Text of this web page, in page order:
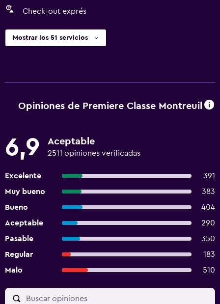
Check-out exprés
Mostrar los 51 servicios
Opiniones de Premiere Classe Montreuil
6,9 Aceptable
2511 opiniones verificadas
Excelente
391
Muy bueno
383
Bueno
404
Aceptable
290
Pasable
350
Regular
183
Malo
510